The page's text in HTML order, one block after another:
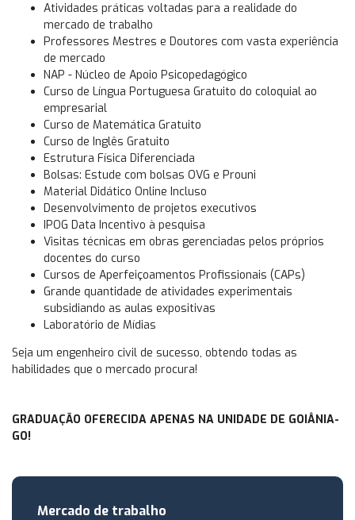
Atividades práticas voltadas para a realidade do
mercado de trabalho
Professores Mestres e Doutores com vasta experiência
de mercado
NAP - Núcleo de Apoio Psicopedagógico
Curso de Língua Portuguesa Gratuito do coloquial ao
empresarial
Curso de Matemática Gratuito
Curso de Inglês Gratuito
Estrutura Física Diferenciada
Bolsas: Estude com bolsas OVG e Prouni
Material Didático Online Incluso
Desenvolvimento de projetos executivos
IPOG Data Incentivo à pesquisa
Visitas técnicas em obras gerenciadas pelos próprios
docentes do curso
Cursos de Aperfeiçoamentos Profissionais (CAPs)
Grande quantidade de atividades experimentais
subsidiando as aulas expositivas
Laboratório de Mídias
Seja um engenheiro civil de sucesso, obtendo todas as
habilidades que o mercado procura!
GRADUAÇÃO OFERECIDA APENAS NA UNIDADE DE GOIÂNIA-
GO!
Mercado de trabalho